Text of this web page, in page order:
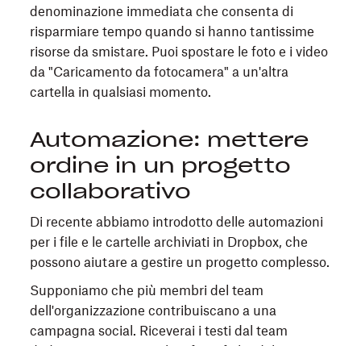
denominazione immediata che consenta di
risparmiare tempo quando si hanno tantissime
risorse da smistare. Puoi spostare le foto e i video
da "Caricamento da fotocamera" a un'altra
cartella in qualsiasi momento.
Automazione: mettere
ordine in un progetto
collaborativo
Di recente abbiamo introdotto delle automazioni
per i file e le cartelle archiviati in Dropbox, che
possono aiutare a gestire un progetto complesso.
Supponiamo che più membri del team
dell'organizzazione contribuiscano a una
campagna social. Riceverai i testi dal team